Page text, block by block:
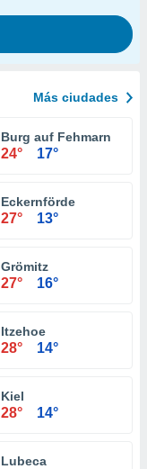
Más ciudades
Burg auf Fehmarn
24° 17°
Eckernförde
27° 13°
Grömitz
27° 16°
Itzehoe
28° 14°
Kiel
28° 14°
Lubeca